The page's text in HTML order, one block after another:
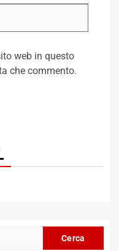
web in questo
che commento.